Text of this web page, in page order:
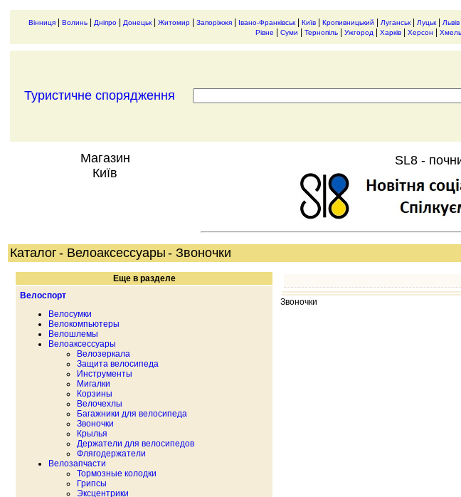
Вінниця Волинь Дніпро Донецьк| Житомир Запоріжжя Івано-Франківськ| Київ Кропивницький Луганськ| Луцьк| Львів
Рівне Суми Тернопіль Ужгород Харків Херсон
Туристичне спорядження
Магазин
Київ
SL8 -
Каталог - Велоаксессуары - Звоночки
Еще в разделе
Велоспорт
Велосумки
Велокомпьютеры
Велошлемы
Велоаксессуары
Велозеркала
Защита велосипеда
Инструменты
Мигалки
Корзины
Велочехлы
Багажники для велосипеда
Звоночки
Крылья
Держатели для велосипедов
Флягодержатели
Велозапчасти
Тормозные колодки
Грипсы
Эксцентрики
Звоночки